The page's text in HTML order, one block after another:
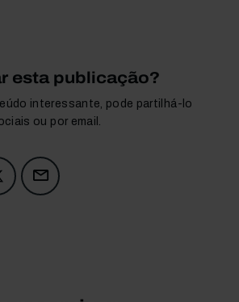
esta publicação?
interessante, pode partilhá-lo
ou por email.